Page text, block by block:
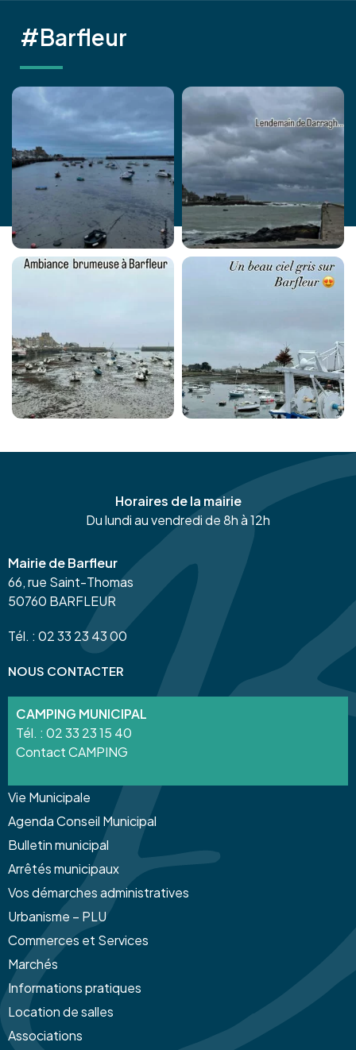
#Barfleur
Horaires de la mairie
Du lundi au vendredi de 8h à 12h
Mairie de Barfleur
66, rue Saint-Thomas
50760 BARFLEUR
Tél. : 02 33 23 43 00
NOUS CONTACTER
CAMPING MUNICIPAL
Tél. : 02 33 23 15 40
Contact CAMPING
Vie Municipale
Agenda Conseil Municipal
Bulletin municipal
Arrêtés municipaux
Vos démarches administratives
Urbanisme – PLU
Commerces et Services
Marchés
Informations pratiques
Location de salles
Associations